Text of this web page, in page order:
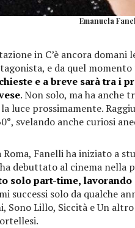
Emanuela
in C’è ancora
e da quel
e a breve sarà tra i
. Non solo, ma ha anche
luce prossimamente.
svelando anche curiosi
Roma, Fanelli ha iniziato a
debuttato al cinema nella
solo part-time,
successi solo da qualche
Sono Lillo, Siccità e Un